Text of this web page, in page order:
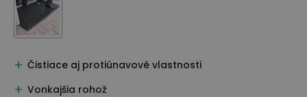
Čistiace aj protiúnavové vlastnosti
Vonkajšia rohož